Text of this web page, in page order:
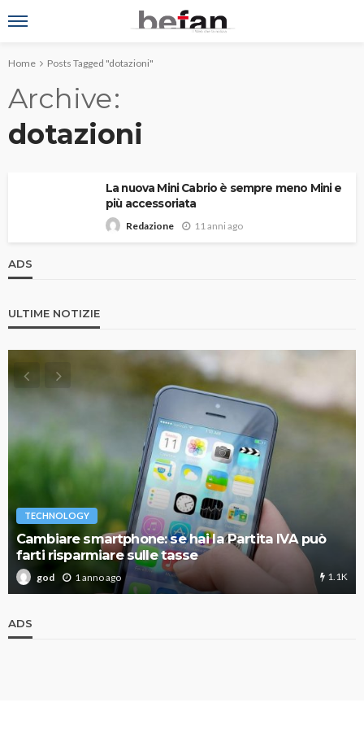
Home Posts Tagged "dotazioni"
Archive
dotazioni
La nuova Mini Cabrio è sempre meno Mini e
più accessoriata
Redazione 11 anni ago
ADS
ULTIME NOTIZIE
TECHNOLOGY
Cambiare smartphone: se hai la Partita IVA può
farti risparmiare sulle tasse
god 1 anno ago 1.1K
ADS